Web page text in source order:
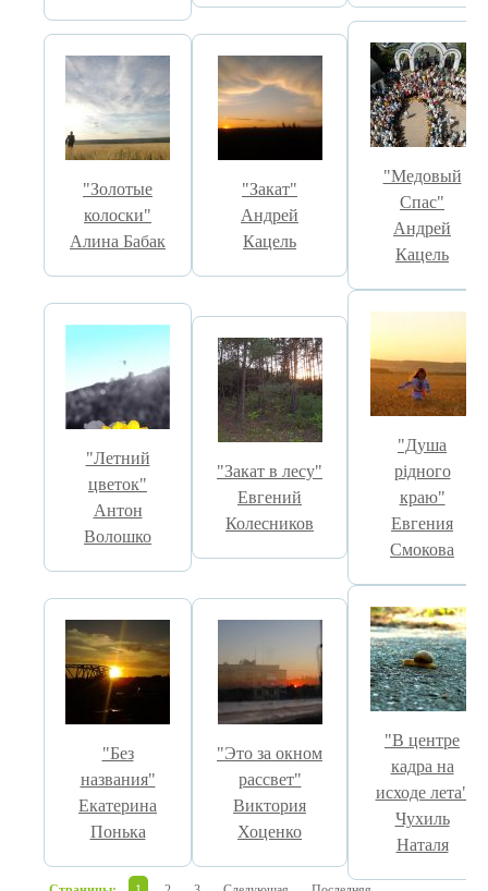
"Золотые
колоски"
Алина Бабак
"Закат"
Андрей
Кацель
"Медовый
Спас"
Андрей
Кацель
"Летний
цветок"
Антон
Волошко
"Закат в лесу"
Евгений
Колесников
"Душа
рідного
краю"
Евгения
Смокова
"Без
названия"
Екатерина
Понька
"Это за окном
рассвет"
Виктория
Хоценко
"В центре
кадра на
исходе лета"
Чухиль
Наталя